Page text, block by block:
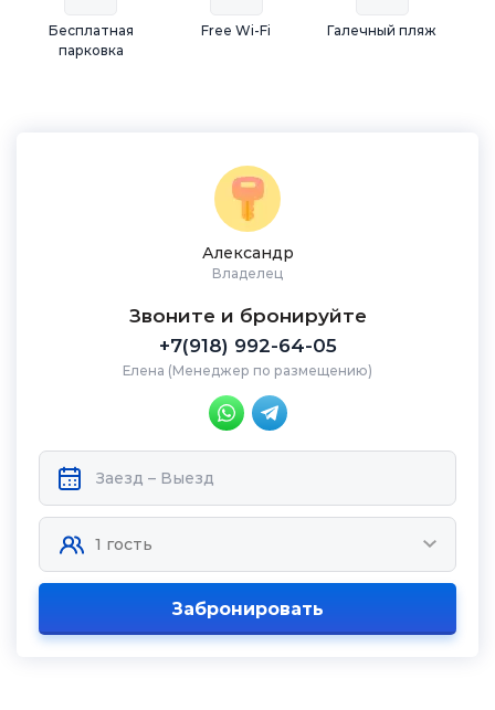
Бесплатная
парковка
Free Wi-Fi Галечный пляж
Александр
Владелец
Звоните и бронируйте
+7(918) 992-64-05
Елена (Менеджер по размещению)
Забронировать